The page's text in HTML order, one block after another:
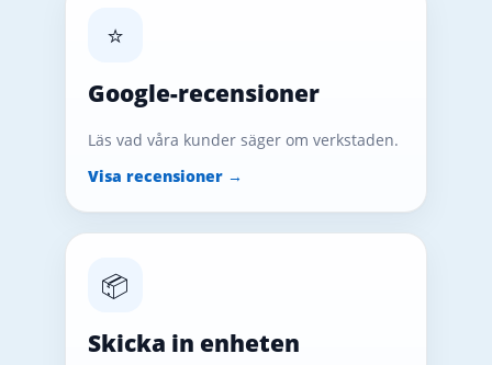
⭐
Google-recensioner
Läs vad våra kunder säger om verkstaden.
Visa recensioner →
📦
Skicka in enheten